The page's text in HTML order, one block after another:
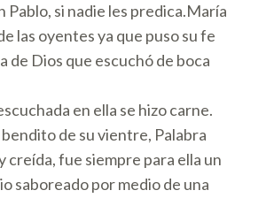
Pablo, si nadie les predica.María
las oyentes ya que puso su fe
de Dios que escuchó de boca
en ella se hizo carne.
de su vientre, Palabra
creída, fue siempre para ella un
saboreado por medio de una